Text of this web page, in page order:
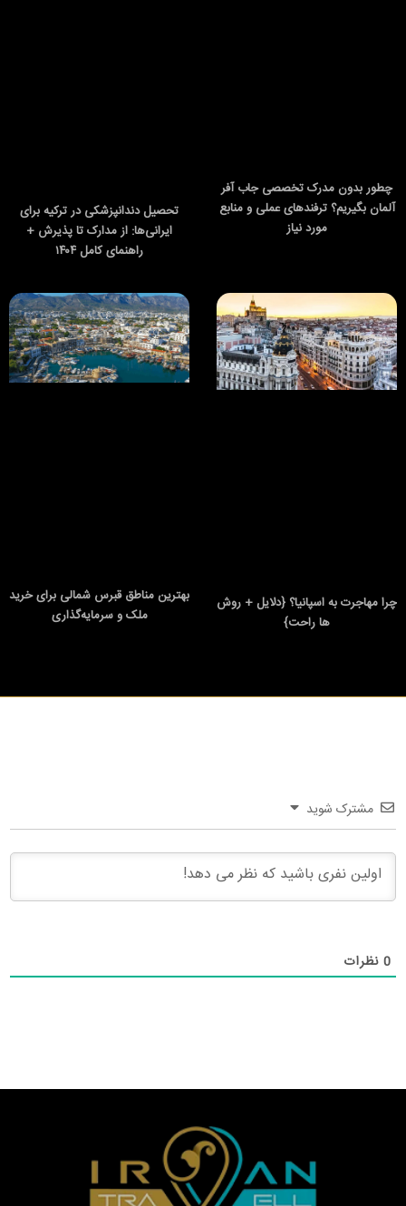
چطور بدون مدرک تخصصی جاب آفر
آلمان بگیریم؟ ترفندهای عملی و منابع
مورد نیاز
تحصیل دندانپزشکی در ترکیه برای
ایرانی‌ها: از مدارک تا پذیرش +
راهنمای کامل ۱۴۰۴
چرا مهاجرت به اسپانیا؟ {دلایل + روش
ها راحت}
بهترین مناطق قبرس شمالی برای خرید
ملک و سرمایه‌گذاری
مشترک شوید
0 نظرات